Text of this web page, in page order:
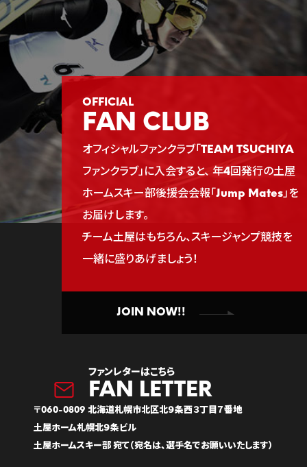
FAN CLUB
オフィシャルファンクラブ「TEAM TSUCHIYA
ファンクラブ」に入会すると、 年4回発行の土屋
ホームスキー部後援会会報「Jump Mates」を
お届けします。
チーム土屋はもちろん、スキージャンプ競技を
一緒に盛りあげましょう！
JOIN NOW!!
ファンレターはこちら
〒060-0809 北海道札幌市北区北９条西３丁目７番地
土屋ホーム札幌北９条ビル
土屋ホームスキー部 宛て（宛名は、選手名でお願いいたします）